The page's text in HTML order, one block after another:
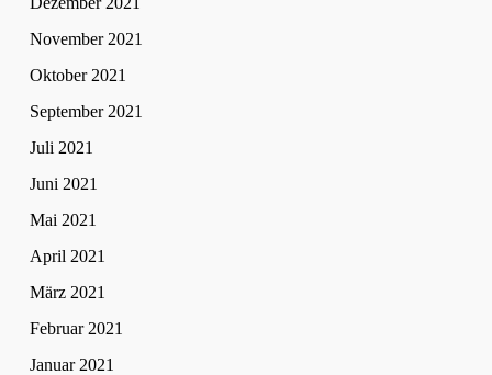
November 2021
Oktober 2021
September 2021
Juli 2021
Juni 2021
Mai 2021
April 2021
März 2021
Februar 2021
Januar 2021